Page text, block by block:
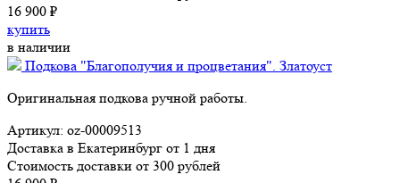
16 900 ₽
купить
в наличии
Подкова "Благополучия и процветания". Златоуст
Оригинальная подкова ручной работы.
Артикул: oz-00009513
Доставка в Екатеринбург от 1 дня
Стоимость доставки от 300 рублей